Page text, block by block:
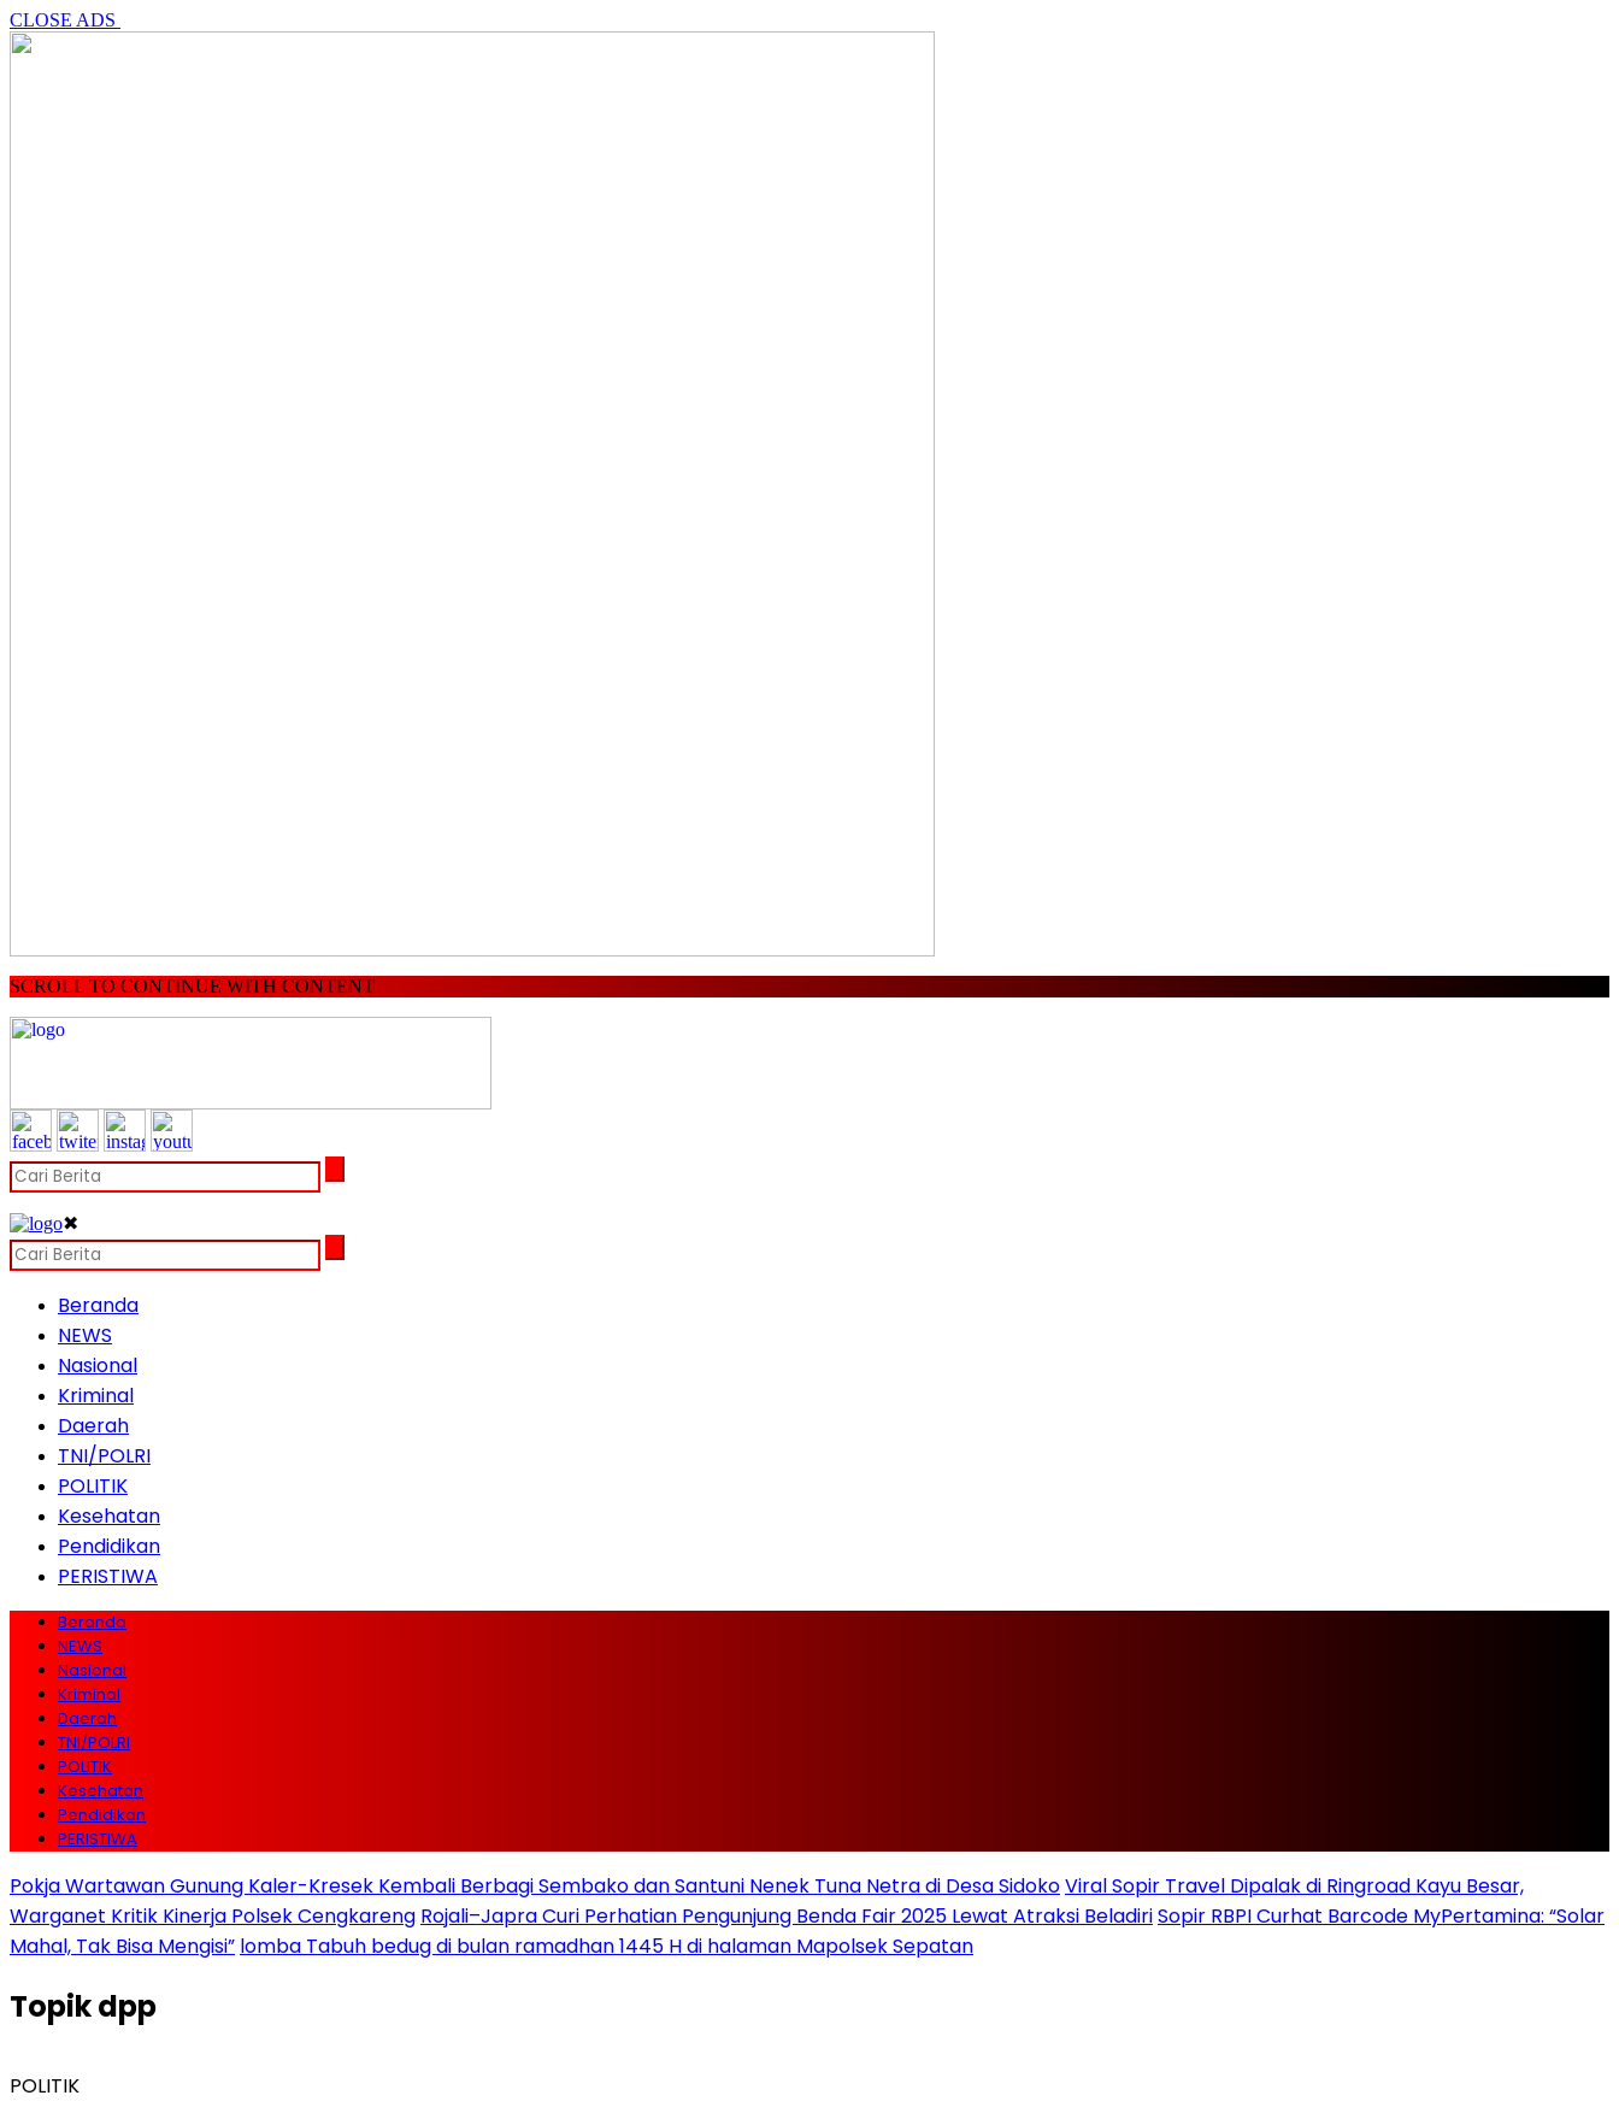
CLOSE ADS
SCROLL TO CONTINUE WITH CONTENT
✖
Beranda
NEWS
Nasional
Kriminal
Daerah
TNI/POLRI
POLITIK
Kesehatan
Pendidikan
PERISTIWA
Beranda
NEWS
Nasional
Kriminal
Daerah
TNI/POLRI
POLITIK
Kesehatan
Pendidikan
PERISTIWA
Pokja Wartawan Gunung Kaler-Kresek Kembali Berbagi Sembako dan Santuni Nenek Tuna Netra di Desa SidokoViral Sopir Travel Dipalak di Ringroad Kayu Besar,
Warganet Kritik Kinerja Polsek Cengkareng Rojali–Japra Curi Perhatian Pengunjung Benda Fair 2025 Lewat Atraksi BeladiriSopir RBPI Curhat Barcode MyPertamina: “Solar
Mahal, Tak Bisa Mengisi” lomba Tabuh bedug di bulan ramadhan 1445 H di halaman Mapolsek Sepatan
Topikdpp
POLITIK